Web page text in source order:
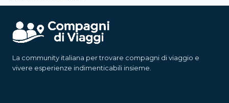
La community italiana per trovare compagni di viaggio e
vivere esperienze indimenticabili insieme.